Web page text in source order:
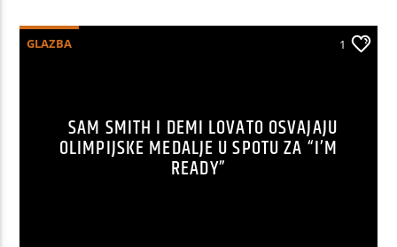
GLAZBA 1
SAM SMITH I DEMI LOVATO OSVAJAJU
OLIMPIJSKE MEDALJE U SPOTU ZA “I’M
READY”